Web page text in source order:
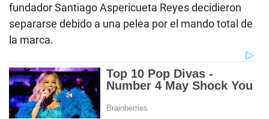
fundador Santiago Aspericueta Reyes decidieron
separarse debido a una pelea por el mando total de
la marca.